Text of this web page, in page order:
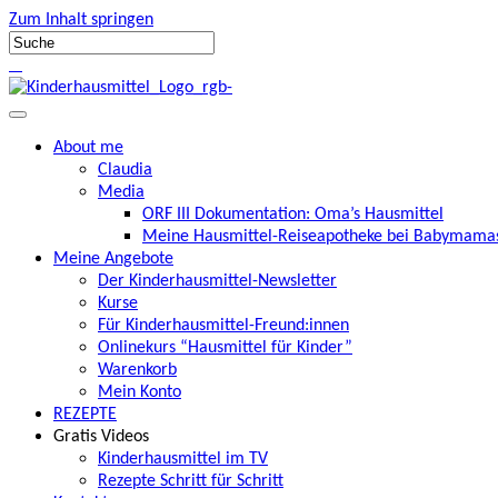
Zum Inhalt springen
About me
Claudia
Media
ORF III Dokumentation: Oma’s Hausmittel
Meine Hausmittel-Reiseapotheke bei
Meine Angebote
Der Kinderhausmittel-Newsletter
Kurse
Für Kinderhausmittel-Freund:innen
Onlinekurs “Hausmittel für Kinder”
Warenkorb
Mein Konto
REZEPTE
Gratis Videos
Kinderhausmittel im TV
Rezepte Schritt für Schritt